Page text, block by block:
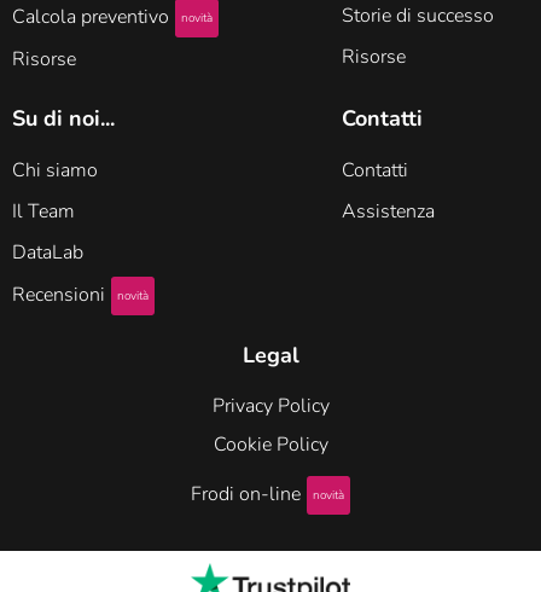
Calcola preventivo
novità
Risorse
Storie di successo
Risorse
Su di noi...
Chi siamo
Il Team
DataLab
Recensioni
novità
Contatti
Contatti
Assistenza
Legal
Privacy Policy
Cookie Policy
Frodi on-line
novità